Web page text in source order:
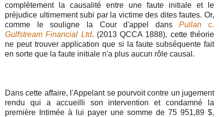
complètement la causalité entre une faute initiale et le
préjudice ultimement subi par la victime des dites fautes. Or,
comme le souligne la Cour d'appel dansPullan c.
Gulfstream Financial Ltd. (2013 QCCA 1888), cette théorie
ne peut trouver application que si la faute subséquente fait
en sorte que la faute initiale n'a plus aucun rôle causal.
Dans cette affaire, l'Appelant se pourvoit contre un jugement
rendu qui a accueilli son intervention et condamné la
première Intimée à lui payer une somme de 75 951,89 $,